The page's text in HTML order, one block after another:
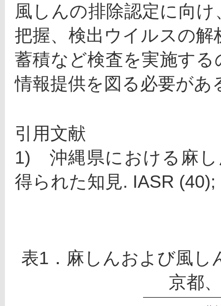
風しんの排除認定に向
把握、検出ウイルスの
蓄積など検査を実施す
情報提供を図る必要があ
引用文献
1)　沖縄県における麻
得られた知見. IASR
表1．麻しんおよび風し
京都